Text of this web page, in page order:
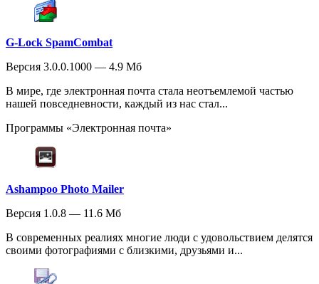
G-Lock SpamCombat
Версия 3.0.0.1000 — 4.9 Мб
В мире, где электронная почта стала неотъемлемой частью
нашей повседневности, каждый из нас стал...
Программы «Электронная почта»
Ashampoo Photo Mailer
Версия 1.0.8 — 11.6 Мб
В современных реалиях многие люди с удовольствием делятся
своими фотографиями с близкими, друзьями и...